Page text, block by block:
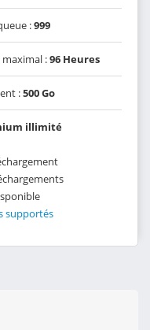
:999
:96 Heures
:500 Go
illimité
supportés